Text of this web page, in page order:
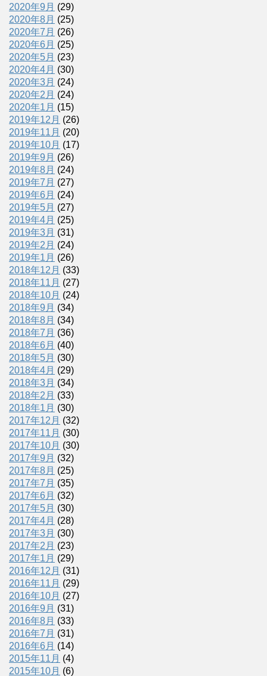
2020年9月 (29)
2020年8月 (25)
2020年7月 (26)
2020年6月 (25)
2020年5月 (23)
2020年4月 (30)
2020年3月 (24)
2020年2月 (24)
2020年1月 (15)
2019年12月 (26)
2019年11月 (20)
2019年10月 (17)
2019年9月 (26)
2019年8月 (24)
2019年7月 (27)
2019年6月 (24)
2019年5月 (27)
2019年4月 (25)
2019年3月 (31)
2019年2月 (24)
2019年1月 (26)
2018年12月 (33)
2018年11月 (27)
2018年10月 (24)
2018年9月 (34)
2018年8月 (34)
2018年7月 (36)
2018年6月 (40)
2018年5月 (30)
2018年4月 (29)
2018年3月 (34)
2018年2月 (33)
2018年1月 (30)
2017年12月 (32)
2017年11月 (30)
2017年10月 (30)
2017年9月 (32)
2017年8月 (25)
2017年7月 (35)
2017年6月 (32)
2017年5月 (30)
2017年4月 (28)
2017年3月 (30)
2017年2月 (23)
2017年1月 (29)
2016年12月 (31)
2016年11月 (29)
2016年10月 (27)
2016年9月 (31)
2016年8月 (33)
2016年7月 (31)
2016年6月 (14)
2015年11月 (4)
2015年10月 (6)